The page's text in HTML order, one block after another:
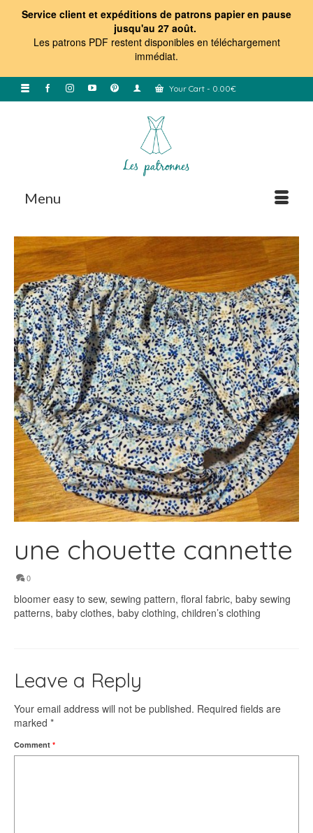
Service client et expéditions de patrons papier en pause
jusqu'au 27 août.
Les patrons PDF restent disponibles en téléchargement
immédiat.
Your Cart - 0.00€
Menu
une chouette cannette
0
bloomer easy to sew, sewing pattern, floral fabric, baby sewing
patterns, baby clothes, baby clothing, children’s clothing
Leave a Reply
Your email address will not be published. Required fields are
marked *
Comment *